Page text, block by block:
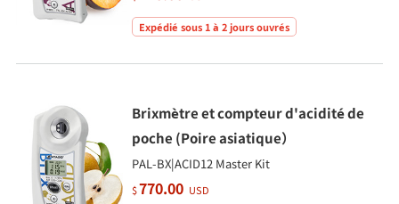
Expédié sous 1 à 2 jours ouvrés
Brixmètre et compteur d'acidité de
poche (Poire asiatique）
PAL-BX|ACID12 Master Kit
$770.00 USD